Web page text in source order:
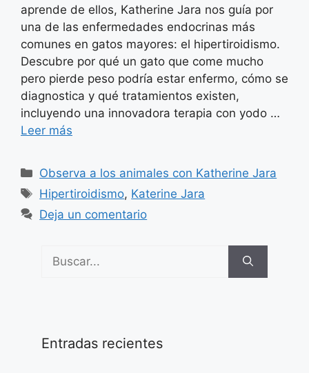
aprende de ellos, Katherine Jara nos guía por
una de las enfermedades endocrinas más
comunes en gatos mayores: el hipertiroidismo.
Descubre por qué un gato que come mucho
pero pierde peso podría estar enfermo, cómo se
diagnostica y qué tratamientos existen,
incluyendo una innovadora terapia con yodo …
Leer más
Categorías
Observa a los animales con Katherine Jara
Etiquetas
Hipertiroidismo, Katerine Jara
Deja un comentario
Entradas recientes